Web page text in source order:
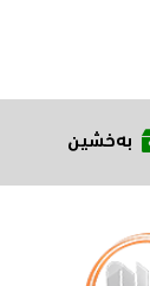
بەخشین